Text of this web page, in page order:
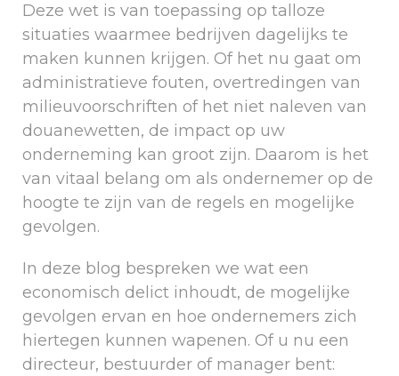
Deze wet is van toepassing op talloze
situaties waarmee bedrijven dagelijks te
maken kunnen krijgen. Of het nu gaat om
administratieve fouten, overtredingen van
milieuvoorschriften of het niet naleven van
douanewetten, de impact op uw
onderneming kan groot zijn. Daarom is het
van vitaal belang om als ondernemer op de
hoogte te zijn van de regels en mogelijke
gevolgen.
In deze blog bespreken we wat een
economisch delict inhoudt, de mogelijke
gevolgen ervan en hoe ondernemers zich
hiertegen kunnen wapenen. Of u nu een
directeur, bestuurder of manager bent: